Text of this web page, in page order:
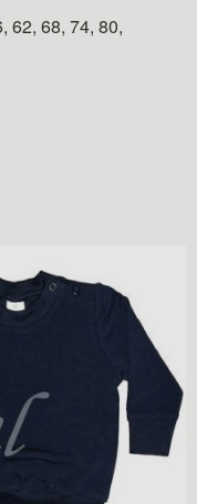
62, 68, 74, 80,